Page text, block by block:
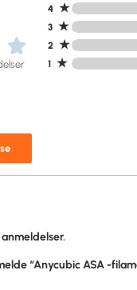
4 ★
3 ★
2 ★
1 ★
“Anycubic ASA -